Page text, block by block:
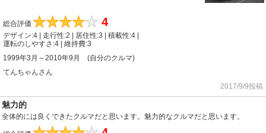
総合評価 ★★★★★ 4
デザイン:4 | 走行性:2 | 居住性:3 | 積載性:4 |
運転のしやすさ:4 | 維持費:3
1999年3月～2010年9月 (自分のクルマ)
てんちゃんさん
2017/9/9投稿
魅力的
全体的には良くできたクルマだと思います。魅力的なクルマだと思います。